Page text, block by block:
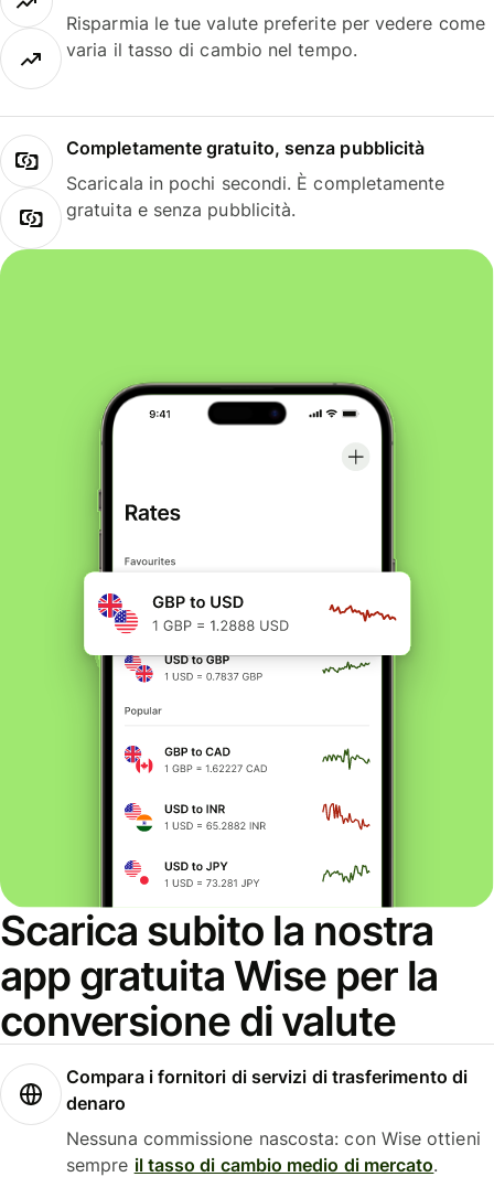
Risparmia le tue valute preferite per vedere come
varia il tasso di cambio nel tempo.
Completamente gratuito, senza pubblicità
Scaricala in pochi secondi. È completamente
gratuita e senza pubblicità.
Scarica subito la nostra
app gratuita Wise per la
conversione di valute
Compara i fornitori di servizi di trasferimento di
denaro
Nessuna commissione nascosta: con Wise ottieni
sempre il tasso di cambio medio di mercato.